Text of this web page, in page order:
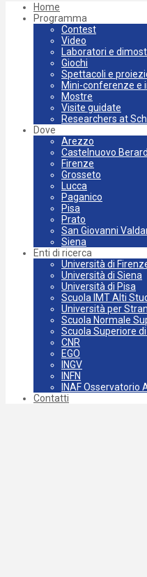
Home
Programma
Contest
Video
Laboratori e
Giochi
Spettacoli e
Mini-conferenze e
Mostre
Visite guidate
Researchers at
Dove
Arezzo
Castelnuovo
Firenze
Grosseto
Lucca
Paganico
Pisa
Prato
San Giovanni
Siena
Enti di ricerca
Università di
Università di Siena
Università di Pisa
Scuola IMT Alti
Università per
Scuola Normale
Scuola Superiore
CNR
EGO
INGV
INFN
INAF Osservatorio
Contatti